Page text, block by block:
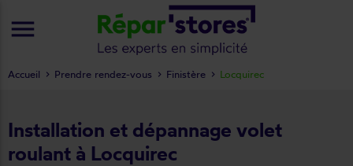
Installation et dépannage volet
roulant à Locquirec
Accueil Prendre rendez-vous Finistère Locquirec
menu